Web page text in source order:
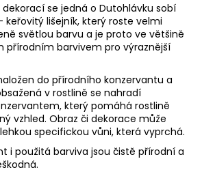
se jedná o Dutohlávku sobí
lišejník, který roste velmi
světlou barvu a je proto ve většině
přírodním barvivem pro výraznější
do přírodního konzervantu a
v rostlině se nahradí
který pomáhá rostlině
vzhled. Obraz či dekorace může
specifickou vůni, která vyprchá.
i použitá barviva jsou čistě přírodní a